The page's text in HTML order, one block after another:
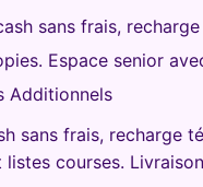
sans frais,
Espace senior
Additionnels
sans frais, recharge
listes courses.